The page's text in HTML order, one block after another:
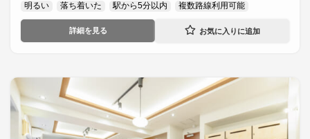
明るい
落ち着いた 駅から5分以内 複数路線利用可能
詳細を見る